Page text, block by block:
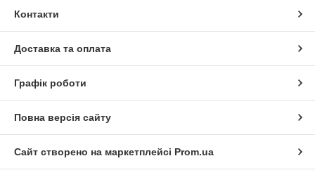
Контакти
Доставка та оплата
Графік роботи
Повна версія сайту
Сайт створено на маркетплейсі Prom.ua